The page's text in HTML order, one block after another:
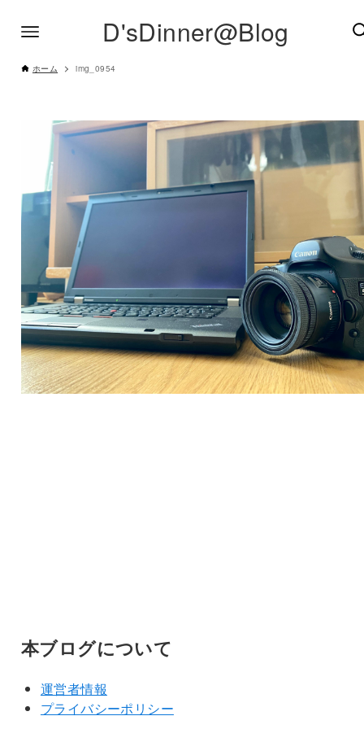
D'sDinner@Blog
ホーム img_0954
本ブログについて
運営者情報
プライバシーポリシー